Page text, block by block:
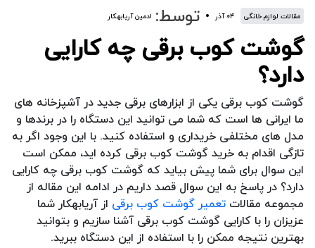
مقالات لوازم خانگی ۰۴ آذر توسط: ادمین آریابهکار
گوشت کوب برقی چه کارایی
دارد؟
گوشت کوب برقی یکی از ابزارهای برقی جدید در آشپزخانه های
ما ایرانی ها است که شما می توانید این دستگاه را در برندها و
مدل های مختلفی خریداری و استفاده کنید. با این وجود اگر به
تازگی اقدام به خرید گوشت کوب برقی کرده اید، ممکن است
این سوال برای شما پیش بیاید که گوشت کوب برقی چه کارایی
دارد؟ در پاسخ به این سوال قصد داریم در ادامه این مقاله از
مجموعه مقالات تعمیر گوشت کوب برقی از آریابهکار شما
عزیزان را با کارایی گوشت کوب برقی آشنا سازیم و بتوانید
بهترین نتیجه ممکن را با استفاده از این دستگاه ببرید.